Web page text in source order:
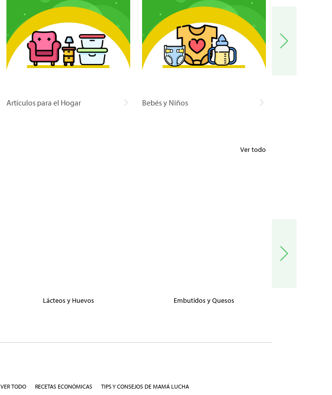
Artículos para el Hogar Bebés y Niños
Ver todo
Lácteos y Huevos Embutidos y Quesos
VER TODO RECETAS ECONÓMICAS TIPS Y CONSEJOS DE MAMÁ LUCHA